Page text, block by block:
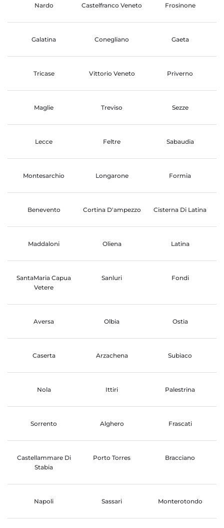
Nardo Castelfranco Veneto Frosinone
Galatina Conegliano Gaeta
Tricase Vittorio Veneto Priverno
Maglie Treviso Sezze
Lecce Feltre Sabaudia
Montesarchio Longarone Formia
Benevento Cortina D'ampezzo Cisterna Di Latina
Maddaloni Oliena Latina
SantaMaria Capua
Vetere
Sanluri Fondi
Aversa Olbia Ostia
Caserta Arzachena Subiaco
Nola Ittiri Palestrina
Sorrento Alghero Frascati
Castellammare Di
Stabia
Porto Torres Bracciano
Napoli Sassari Monterotondo